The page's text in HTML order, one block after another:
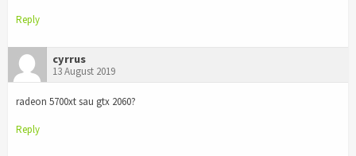
Reply
cyrrus
13 August 2019
radeon 5700xt sau gtx 2060?
Reply